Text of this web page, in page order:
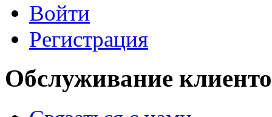
Войти
Регистрация
Обслуживание